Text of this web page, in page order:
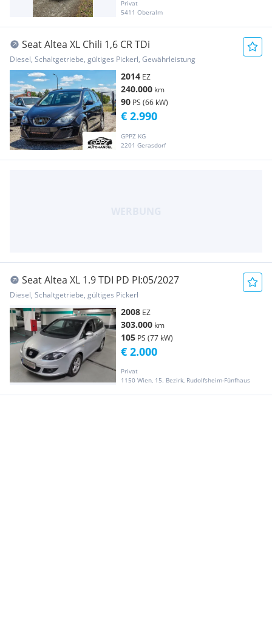
Privat
5411 Oberalm
Seat Altea XL Chili 1,6 CR TDi
Diesel, Schaltgetriebe, gültiges Pickerl, Gewährleistung
2014 EZ
240.000 km
90 PS (66 kW)
GPPZ KG
2201 Gerasdorf
€ 2.990
Seat Altea XL 1.9 TDI PD PI:05/2027
Diesel, Schaltgetriebe, gültiges Pickerl
2008 EZ
303.000 km
105 PS (77 kW)
Privat
1150 Wien, 15. Bezirk, Rudolfsheim-Fünfhaus
€ 2.000